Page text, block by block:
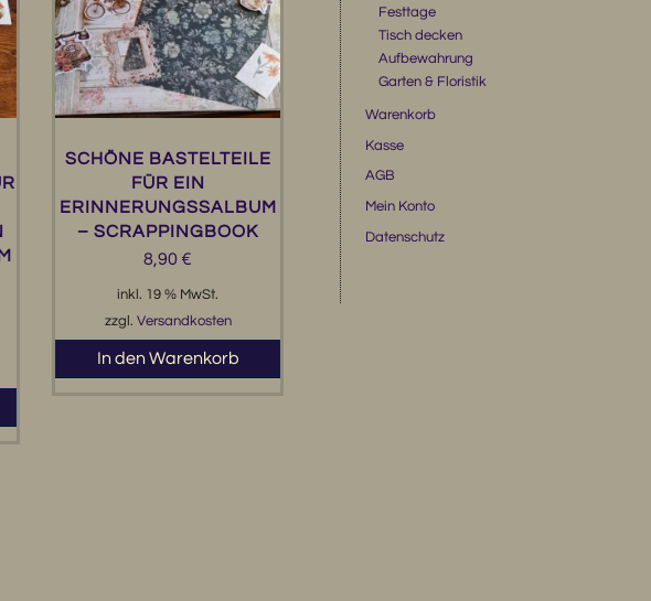
SCHÖNE BASTELTEILE
FÜR EIN
ERINNERUNGSSALBUM
– SCRAPPINGBOOK
8,90 €
inkl. 19 % MwSt.
zzgl. Versandkosten
In den Warenkorb
Festtage
Tisch decken
Aufbewahrung
Garten & Floristik
Warenkorb
Kasse
AGB
Mein Konto
Datenschutz